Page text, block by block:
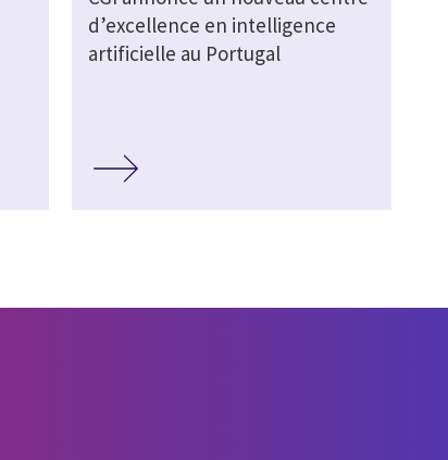
d’excellence en intelligence
artificielle au Portugal